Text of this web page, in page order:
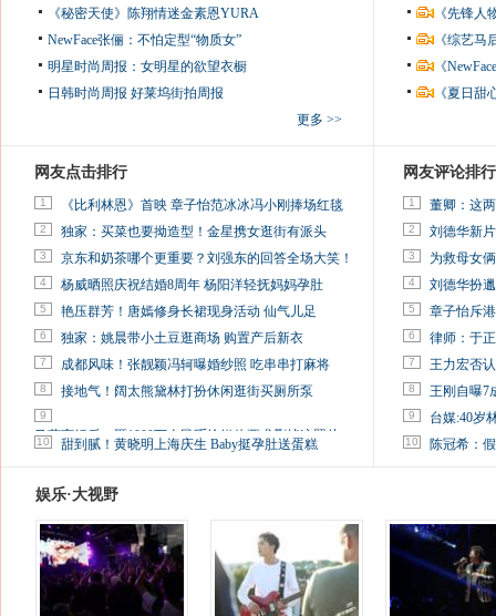
《秘密天使》陈翔情迷金素恩YURA
NewFace张俪：不怕定型“物质女”
明星时尚周报：女明星的欲望衣橱
日韩时尚周报 好莱坞街拍周报
更多 >>
《先锋
《综艺
《
《夏日
网友点击排行
1 《比利林恩》首映 章子怡范冰冰冯小刚捧场红毯
2 独家：买菜也要拗造型！金星携女逛街有派头
3 京东和奶茶哪个更重要？刘强东的回答全场大笑！
4 杨威晒照庆祝结婚8周年 杨阳洋轻抚妈妈孕肚
5 艳压群芳！唐嫣修身长裙现身活动 仙气儿足
6 独家：姚晨带小土豆逛商场 购置产后新衣
7 成都风味！张靓颖冯轲曝婚纱照 吃串串打麻将
8 接地气！阔太熊黛林打扮休闲逛街买厕所泵
9
马蓉离婚后，砸1000万人民币给媒体要求删掉这照片
10 甜到腻！黄晓明上海庆生 Baby挺孕肚送蛋糕
网友评论排行
1 董卿：这
2 刘德华新
3 为救母女
4 刘德华扮
5 章子怡斥
6 律师：于
7 王力宏否
8 王刚自曝7
9 台媒:40岁
10 陈冠希：
娱乐·大视野